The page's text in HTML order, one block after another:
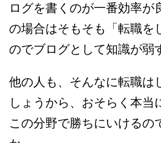
ログを書くのが一番効率が
の場合はそもそも「転職を
のでブログとして知識が弱
他の人も、そんなに転職は
しょうから、おそらく本当
この分野で勝ちにいけるの